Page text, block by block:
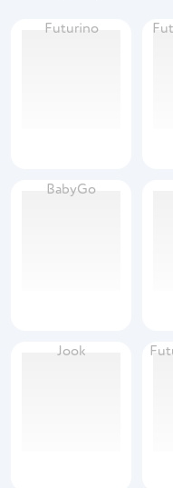
Futurino
BabyGo
Jook